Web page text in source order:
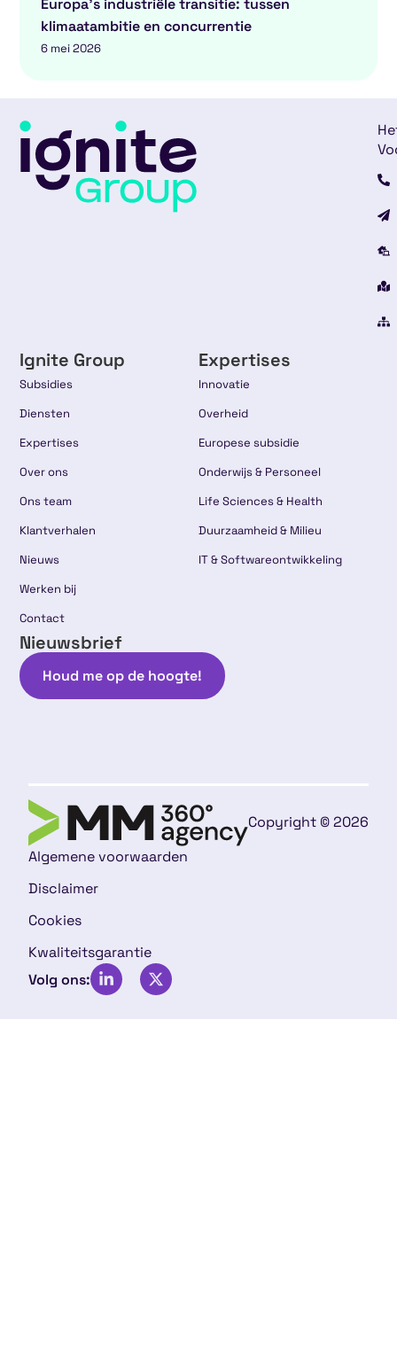
Europa’s industriële transitie: tussen
klimaatambitie en concurrentie
6 mei 2026
Ignite Group
Subsidies
Diensten
Expertises
Over ons
Ons team
Klantverhalen
Nieuws
Werken bij
Contact
Expertises
Innovatie
Overheid
Europese subsidie
Onderwijs & Personeel
Life Sciences & Health
Duurzaamheid & Milieu
IT & Softwareontwikkeling
Nieuwsbrief
Houd me op de hoogte!
Copyright © 2026
Algemene voorwaarden
Disclaimer
Cookies
Kwaliteitsgarantie
Volg ons: